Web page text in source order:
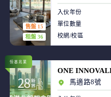
售盤 15
租盤 36
入伙年份
單位數量
校網/校區
恒基兆業
ONE
馬適路8號